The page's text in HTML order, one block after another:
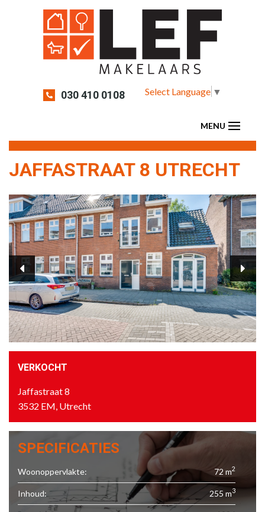
030 410 0108 Select Language ▼
JAFFASTRAAT 8 UTRECHT
VERKOCHT
Jaffastraat 8
3532 EM, Utrecht
SPECIFICATIES
Woonoppervlakte: 72 m2
Inhoud: 255 m3